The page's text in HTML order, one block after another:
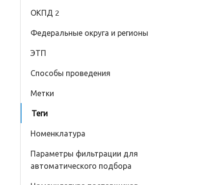
ОКПД 2
Федеральные округа и регионы
ЭТП
Способы проведения
Метки
Теги
Номенклатура
Параметры фильтрации для
автоматического подбора